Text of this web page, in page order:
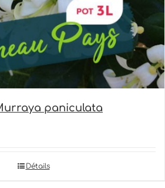
paniculata
Détails